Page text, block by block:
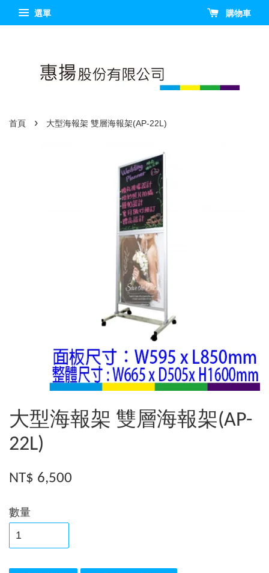
選單 購物車
首頁 › 大型海報架 雙層海報架(AP-22L)
大型海報架 雙層海報架(AP-
22L)
NT$ 6,500
數量